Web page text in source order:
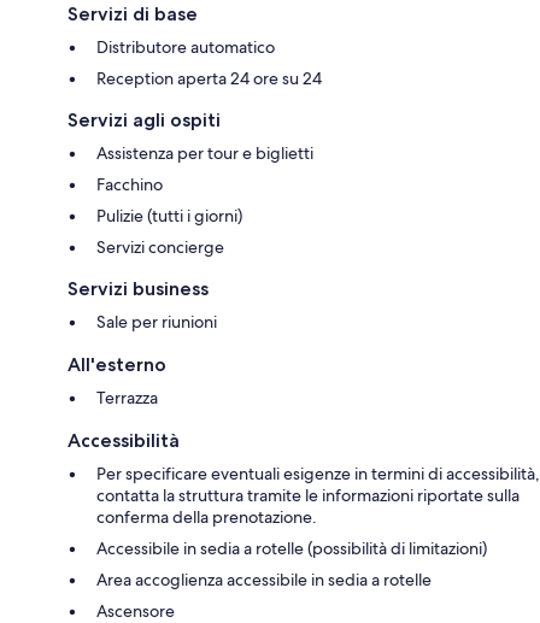
Servizi di base
Distributore automatico
Reception aperta 24 ore su 24
Servizi agli ospiti
Assistenza per tour e biglietti
Facchino
Pulizie (tutti i giorni)
Servizi concierge
Servizi business
Sale per riunioni
All'esterno
Terrazza
Accessibilità
Per specificare eventuali esigenze in termini di accessibilità,
contatta la struttura tramite le informazioni riportate sulla
conferma della prenotazione.
Accessibile in sedia a rotelle (possibilità di limitazioni)
Area accoglienza accessibile in sedia a rotelle
Ascensore